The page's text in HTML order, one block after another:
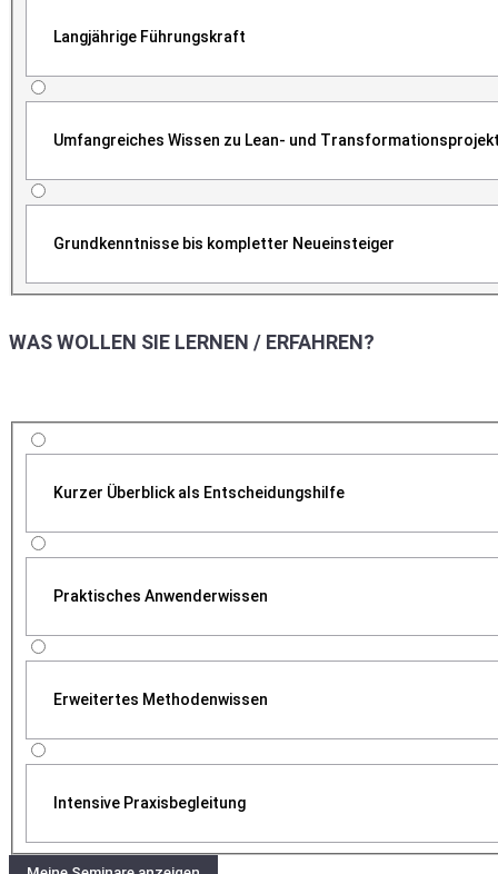
Langjährige Führungskraft
Umfangreiches Wissen zu Lean- und
Grundkenntnisse bis kompletter Neueinsteiger
WAS WOLLEN SIE LERNEN / ERFAHREN?
Kurzer Überblick als Entscheidungshilfe
Praktisches Anwenderwissen
Erweitertes Methodenwissen
Intensive Praxisbegleitung